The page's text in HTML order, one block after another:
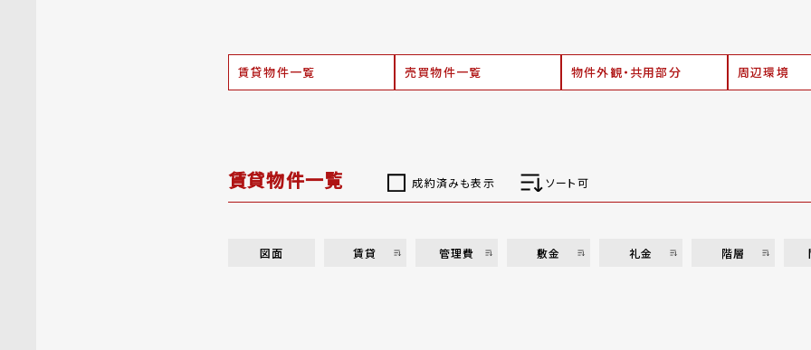
賃貸物件一覧 売買物件一覧 物件外観・共用部分 周辺環境
賃貸物件一覧 成約済みも表示 ソート可
図面 賃貸 管理費 敷金 礼金 階層